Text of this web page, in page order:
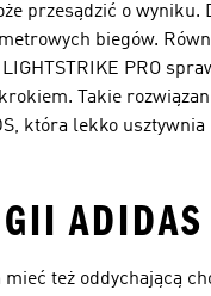
przesądzić o
biegów.
PRO
Takie
która lekko
też oddychającą